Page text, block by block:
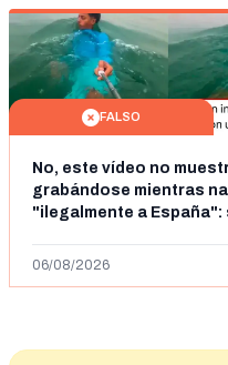
FALSO
No, este vídeo no
grabándose mientras
"ilegalmente a España":
06/08/2026